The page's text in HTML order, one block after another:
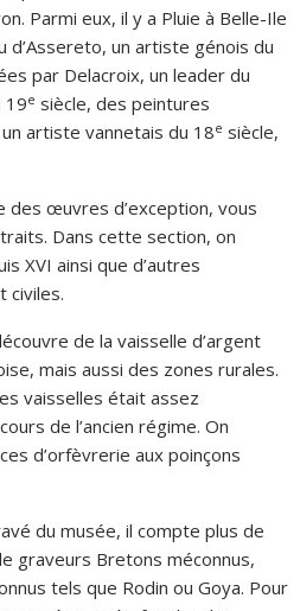
Parmi eux, il y a Pluie à Belle-Ile
d’Assereto, un artiste génois du
par Delacroix, un leader du
19e siècle, des peintures
artiste vannetais du 18e siècle,
des œuvres d’exception, vous
Dans cette section, on
XVI ainsi que d’autres
civiles.
de la vaisselle d’argent
mais aussi des zones rurales.
vaisselles était assez
de l’ancien régime. On
d’orfèvrerie aux poinçons
du musée, il compte plus de
graveurs Bretons méconnus,
tels que Rodin ou Goya. Pour